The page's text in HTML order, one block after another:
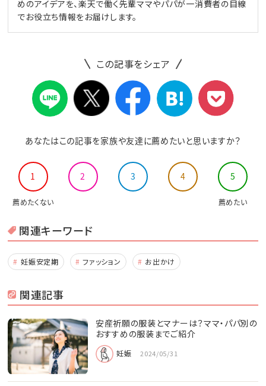
めのアイデアを、楽天で働く先輩ママやパパが一消費者の目線
でお役立ち情報をお届けします。
この記事をシェア
あなたはこの記事を家族や友達に薦めたいと思いますか？
1 2 3 4 5
薦めたくない 薦めたい
関連キーワード
妊娠安定期 ファッション お出かけ
関連記事
安産祈願の服装とマナーは？ママ・パパ別の
おすすめの服装までご紹介
妊娠 2024/05/31